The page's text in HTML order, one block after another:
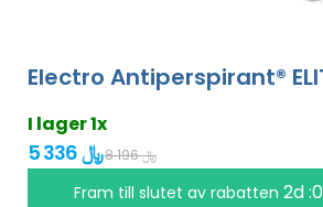
Electro Antiperspirant®
I lager 1x
5 336 ﷼ 8 196 ﷼
Fram till slutet av rabatten 2d